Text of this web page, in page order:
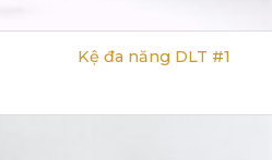
Kệ đa năng DLT #1